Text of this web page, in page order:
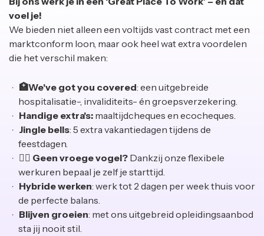
voel je!
We bieden niet alleen een voltijds vast contract met een
marktconform loon, maar ook heel wat extra voordelen
die het verschil maken:
🏥We've got you covered: een uitgebreide
hospitalisatie-, invaliditeits- én groepsverzekering.
Handige extra's: maaltijdcheques en ecocheques.
Jingle bells: 5 extra vakantiedagen tijdens de
feestdagen.
🙋‍♀ Geen vroege vogel? Dankzij onze flexibele
werkuren bepaal je zelf je starttijd.
‍Hybride werken: werk tot 2 dagen per week thuis voor
de perfecte balans.
Blijven groeien: met ons uitgebreid opleidingsaanbod
sta jij nooit stil.